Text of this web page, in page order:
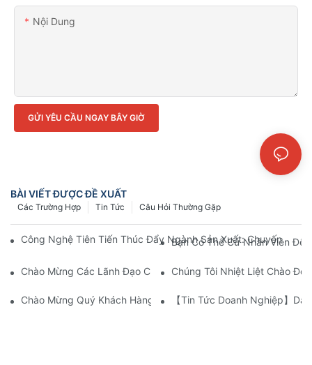
Nội Dung
GỬI YÊU CẦU NGAY BÂY GIỜ
BÀI VIẾT ĐƯỢC ĐỀ XUẤT
Câu Hỏi Thường Gặp
Tin Tức
Các Trường Hợp
Công Nghệ Tiên Tiến Thúc Đẩy Ngành Sản Xuất: Chuyến
Bạn Có Thể Cử Nhân Viên
Chào Mừng Các Lãnh Đạo Của TBEA & BSEA Đến Thăm Nhà
Chúng Tôi Nhiệt Liệt Chào
Chào Mừng Quý Khách Hàng Nga Đến Thăm Cơ Sở Sản Xuất
【Tin Tức Doanh Nghiệp】